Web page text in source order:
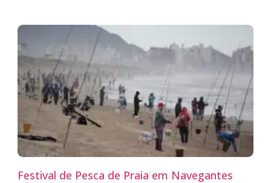
Festival de Pesca de Praia em Navegantes